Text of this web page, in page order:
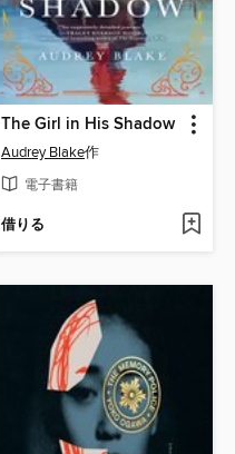
The Girl in His Shadow
Audrey Blake作
電子書籍
借りる